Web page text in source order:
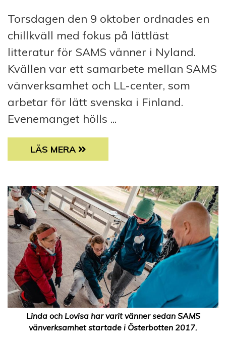
Torsdagen den 9 oktober ordnades en
chillkväll med fokus på lättläst
litteratur för SAMS vänner i Nyland.
Kvällen var ett samarbete mellan SAMS
vänverksamhet och LL-center, som
arbetar för lätt svenska i Finland.
Evenemanget hölls ...
CHILLKVÄLL I HELSINGFORS
LÄS MERA
Linda och Lovisa har varit vänner sedan SAMS
vänverksamhet startade i Österbotten 2017.